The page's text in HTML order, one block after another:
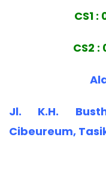
CS1
CS2
Jl. K.H.
Cibeureum,